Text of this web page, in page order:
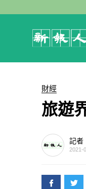
財經
旅遊
記者
2021-